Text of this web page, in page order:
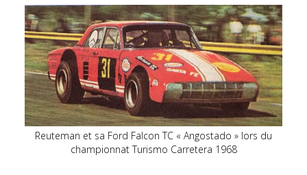
Reuteman et sa Ford Falcon TC « Angostado » lors du
championnat Turismo Carretera 1968